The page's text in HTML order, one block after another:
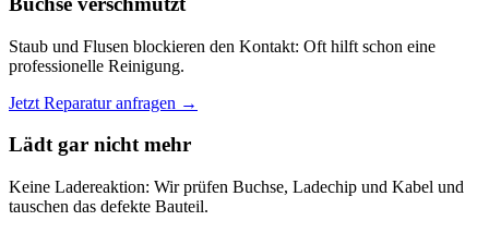
Staub und Flusen blockieren den Kontakt: Oft hilft schon eine
professionelle Reinigung.
Jetzt Reparatur anfragen →
Lädt gar nicht mehr
Keine Ladereaktion: Wir prüfen Buchse, Ladechip und Kabel und
tauschen das defekte Bauteil.